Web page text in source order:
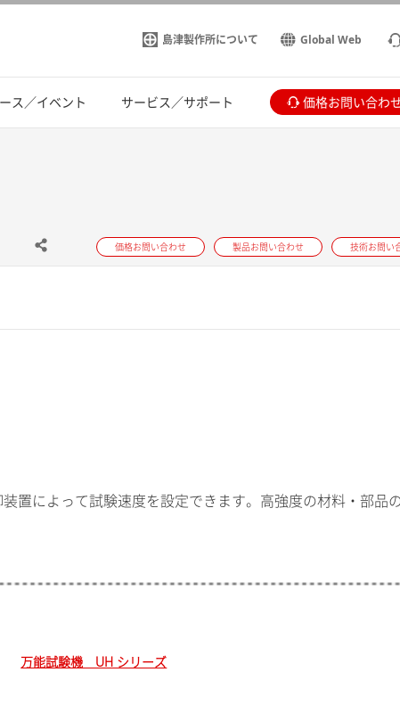
島津製作所について Global Web
ス／イベント サービス／サポート 価格お問い合わ
価格お問い合わせ 製品お問い合わせ 技術お問い
置によって試験速度を設定できます。高強度の材料・部品
万能試験機 UH シリーズ